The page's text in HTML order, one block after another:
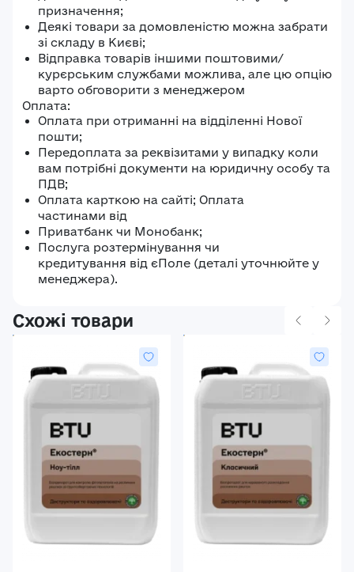
призначення;
Деякі товари за домовленістю можна забрати
зі складу в Києві;
Відправка товарів іншими поштовими/
курєрським службами можлива, але цю опцію
варто обговорити з менеджером
Оплата:
Оплата при отриманні на відділенні Нової
пошти;
Передоплата за реквізитами у випадку коли
вам потрібні документи на юридичну особу та
ПДВ;
Оплата карткою на сайті; Оплата
частинами від
Приватбанк чи Монобанк;
Послуга розтермінування чи
кредитування від єПоле (деталі уточнюйте у
менеджера).
Схожі товари